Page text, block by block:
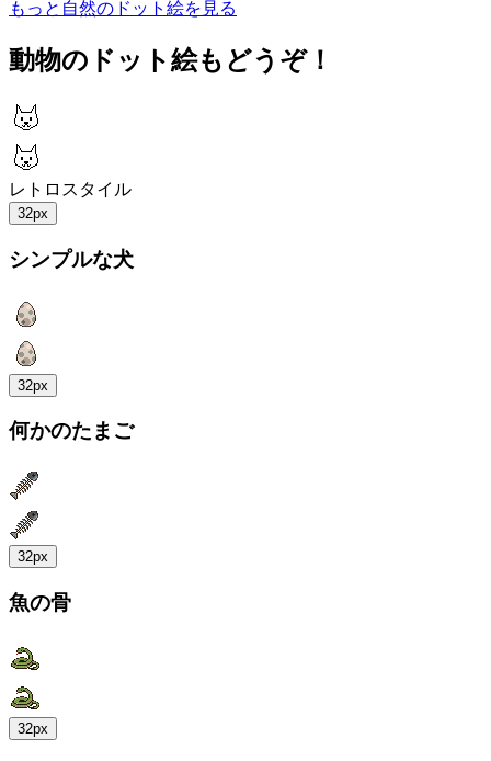
もっと自然のドット絵を見る
動物のドット絵もどうぞ！
レトロスタイル
32px
シンプルな犬
32px
何かのたまご
32px
魚の骨
32px